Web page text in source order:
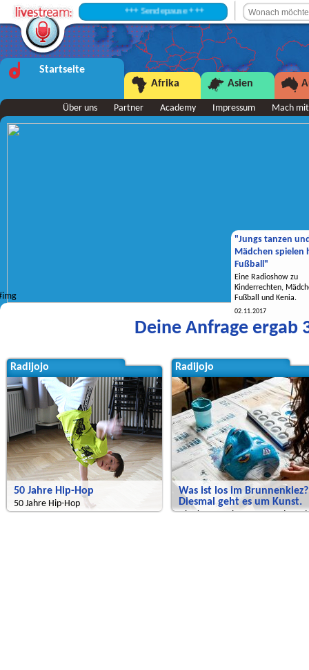
+++ Sendepause +++
Startseite
Afrika
Asien
Über uns Partner Academy Impressum Mach mit
"Jungs tanzen
Mädchen spielen
Fußball"
Eine Radioshow zu
Kinderrechten,
Fußball und Kenia.
02.11.2017
Deine Anfrage ergab
Radijojo
50 Jahre Hip-Hop
50 Jahre Hip-Hop
Radijojo
Was ist los im Brunnenkiez?
Diesmal geht es um Kunst.
Hier kommt eine neue Sendung